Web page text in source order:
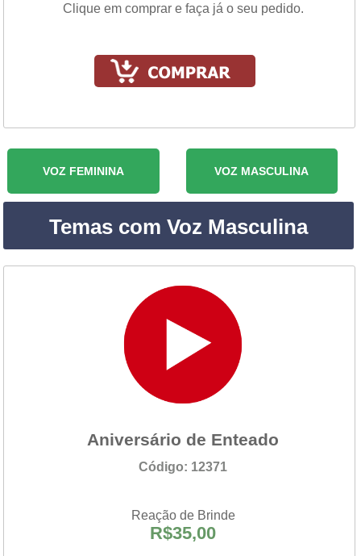
Clique em comprar e faça já o seu pedido.
VOZ FEMININA VOZ MASCULINA
Temas com Voz Masculina
Aniversário de Enteado
Código: 12371
Reação de Brinde
R$35,00